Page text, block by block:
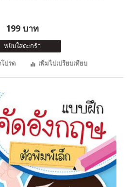
199 บาท
หยิบใส่ตะกร้า
ปรด
เพิ่มไปเปรียบเทียบ